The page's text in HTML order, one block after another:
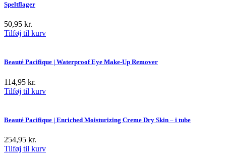
Speltflager
50,95 kr.
Tilføj til kurv
Beauté Pacifique | Waterproof Eye Make-Up Remover
114,95 kr.
Tilføj til kurv
Beauté Pacifique | Enriched Moisturizing Creme Dry Skin – i tube
254,95 kr.
Tilføj til kurv